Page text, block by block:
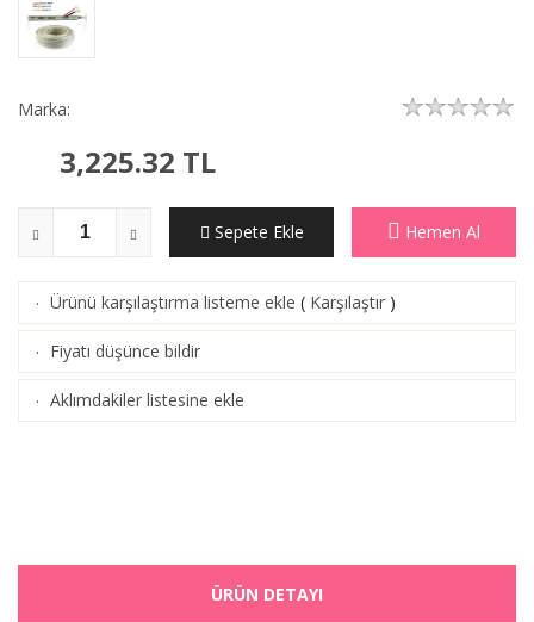
Marka:
3,225.32 TL
Sepete Ekle Hemen Al
· Ürünü karşılaştırma listeme ekle ( Karşılaştır )
· Fiyatı düşünce bildir
· Aklımdakiler listesine ekle
ÜRÜN DETAYI